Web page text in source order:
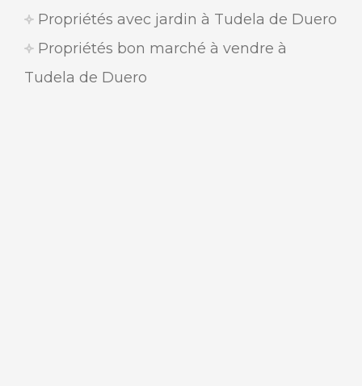
Propriétés avec jardin à Tudela de Duero
Propriétés bon marché à vendre à
Tudela de Duero